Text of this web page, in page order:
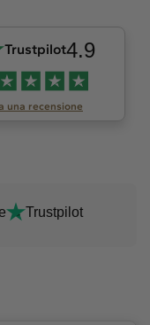
Trustpilot4.9
una recensione
Trustpilot